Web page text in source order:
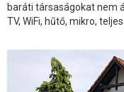
baráti társaságokat nem
TV, WiFi, hűtő, mikro, teljese